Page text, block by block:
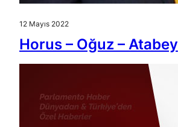
12 Mayıs 2022
Horus – Oğuz – Atabey